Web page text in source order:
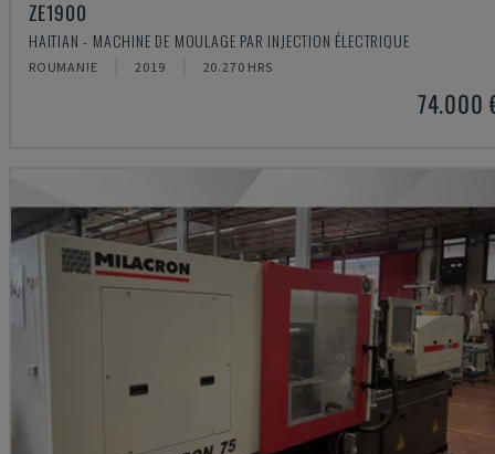
ZE1900
HAITIAN - MACHINE DE MOULAGE PAR INJECTION ÉLECTRIQUE
ROUMANIE 2019 20.270 HRS
74.000